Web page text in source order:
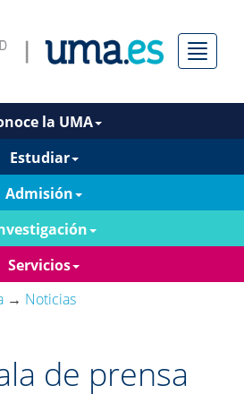
Menú
la UMA
Estudiar
Admisión
Servicios
→ Noticias
de prensa